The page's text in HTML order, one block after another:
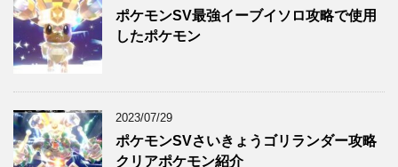
ポケモンSV最強イーブイソロ攻略で使用
したポケモン
2023/07/29
ポケモンSVさいきょうゴリランダー攻略
クリアポケモン紹介